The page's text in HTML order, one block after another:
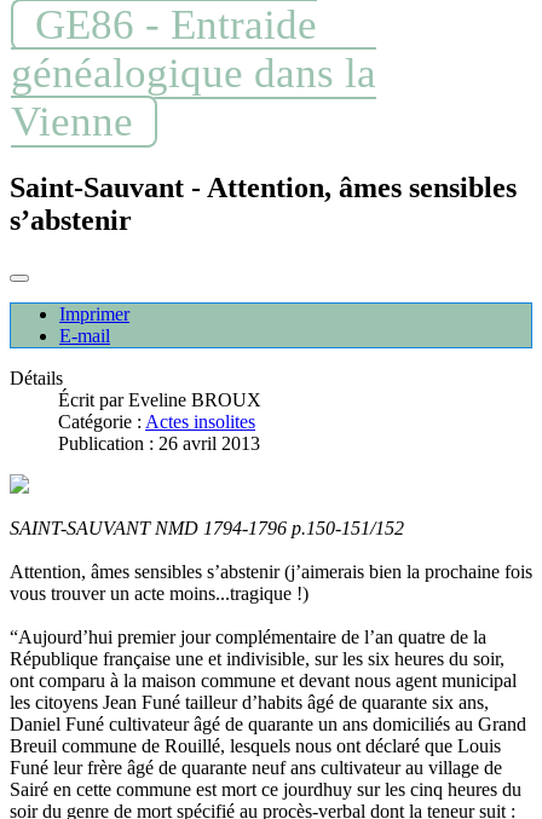
GE86 - Entraide
généalogique dans la
Vienne
Saint-Sauvant - Attention, âmes sensibles
s’abstenir
Imprimer
E-mail
Détails
Écrit parEveline BROUX
Catégorie : Actes insolites
Publication : 26 avril 2013
SAINT-SAUVANT NMD 1794-1796 p.150-151/152
Attention, âmes sensibles s’abstenir (j’aimerais bien la prochaine fois
vous trouver un acte moins...tragique !)
“Aujourd’hui premier jour complémentaire de l’an quatre de la
République française une et indivisible, sur les six heures du soir,
ont comparu à la maison commune et devant nous agent municipal
les citoyens Jean Funé tailleur d’habits âgé de quarante six ans,
Daniel Funé cultivateur âgé de quarante un ans domiciliés au Grand
Breuil commune de Rouillé, lesquels nous ont déclaré que Louis
Funé leur frère âgé de quarante neuf ans cultivateur au village de
Sairé en cette commune est mort ce jourdhuy sur les cinq heures du
soir du genre de mort spécifié au procès-verbal dont la teneur suit :